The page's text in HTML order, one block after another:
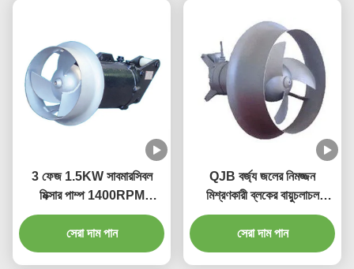
3 ফেজ 1.5KW সাবমারসিবল
মিক্সার পাম্প 1400RPM
260mm 250N ওয়াটার ট্রিটমেন্ট
মিক্সার
সেরা দাম পান
QJB বর্জ্য জলের নিমজ্জন
মিশ্রণকারী ব্লকের বায়ুচলাচল
ট্যাঙ্কের জন্য উচ্চ চাপ
সেরা দাম পান